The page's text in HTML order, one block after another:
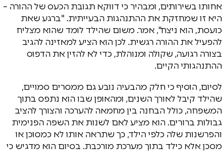
אחותו בשירותים, ומבהיר כי דווקא תגובת הכעס של ההורה –
היא זו שמחזקת את ההתנהגות הבעייתית. "ברגע שאת
כועסת, הוא ניצח", אמר. משום שהילד לומד שהוא מצליח
להפעיל את ההורה רגשית. לכן הוא הציע למאזינה להגיב
בצורה רגועה, שקולה ומנוהלת, כדי לא להזין את הדפוס
ההתנהגותי הקיים.
לסיום, הוסיף כי חלק מהבעיה נובע גם ממסרים סמויים,
שהילד קיבל לאורך השנים, ומהאופן שבו הוא נתפס בתוך
המשפחה, כולל הבחנה בין מחמאה להערכה והצורך להציב
גבולות ברורים. הוא מציע לאם לשנות את השפה הפנימית
והפרשנות שלה כלפי הילד, כך שתראה אותו לא כמסוכן או
מסכן אלא כילד בתוך מערכת מורכבת. בסיום הוא מדגיש כי